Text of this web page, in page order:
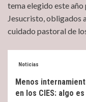
tema elegido este año
Jesucristo, obligados
cuidado pastoral de
Noticias
Menos
en los CIES: algo